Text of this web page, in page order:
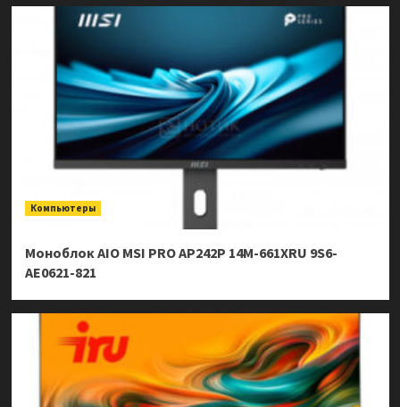
Компьютеры
Моноблок AIO MSI PRO AP242P 14M-661XRU 9S6-
AE0621-821